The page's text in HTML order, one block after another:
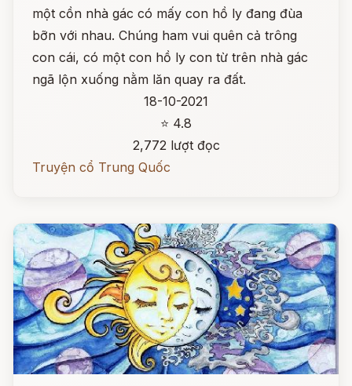
một cồn nhà gác có mấy con hồ ly đang đùa
bỡn với nhau. Chúng ham vui quên cả trông
con cái, có một con hồ ly con từ trên nhà gác
ngã lộn xuống nằm lăn quay ra đất.
18-10-2021
⭐ 4.8
2,772 lượt đọc
Truyện cổ Trung Quốc